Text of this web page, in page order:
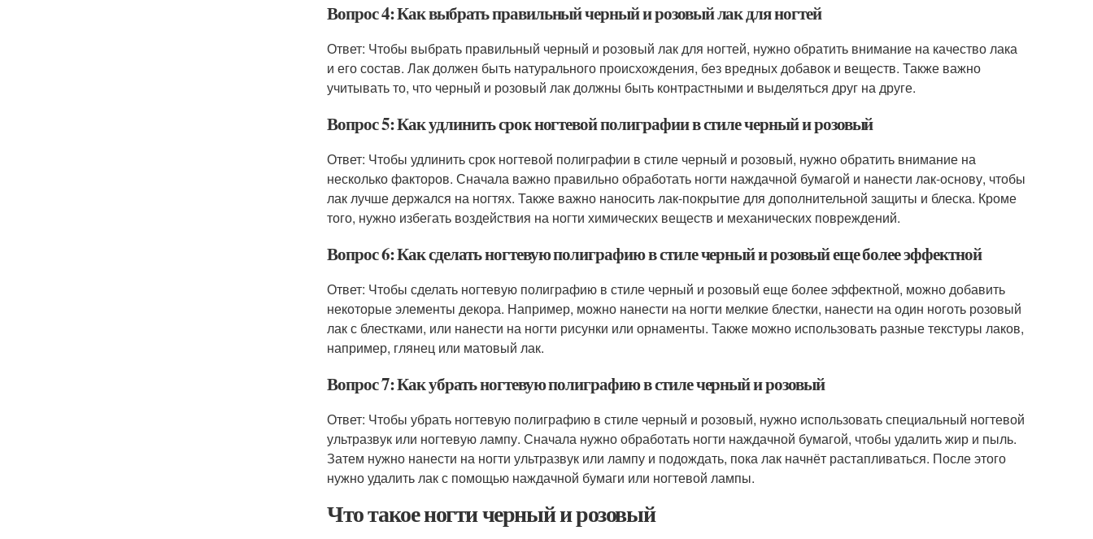
Вопрос 4: Как выбрать правильный черный и розовый лак для ногтей
Ответ: Чтобы выбрать правильный черный и розовый лак для ногтей, нужно обратить внимание на качество лака
и его состав. Лак должен быть натурального происхождения, без вредных добавок и веществ. Также важно
учитывать то, что черный и розовый лак должны быть контрастными и выделяться друг на друге.
Вопрос 5: Как удлинить срок ногтевой полиграфии в стиле черный и розовый
Ответ: Чтобы удлинить срок ногтевой полиграфии в стиле черный и розовый, нужно обратить внимание на
несколько факторов. Сначала важно правильно обработать ногти наждачной бумагой и нанести лак-основу, чтобы
лак лучше держался на ногтях. Также важно наносить лак-покрытие для дополнительной защиты и блеска. Кроме
того, нужно избегать воздействия на ногти химических веществ и механических повреждений.
Вопрос 6: Как сделать ногтевую полиграфию в стиле черный и розовый еще более эффектной
Ответ: Чтобы сделать ногтевую полиграфию в стиле черный и розовый еще более эффектной, можно добавить
некоторые элементы декора. Например, можно нанести на ногти мелкие блестки, нанести на один ноготь розовый
лак с блестками, или нанести на ногти рисунки или орнаменты. Также можно использовать разные текстуры лаков,
например, глянец или матовый лак.
Вопрос 7: Как убрать ногтевую полиграфию в стиле черный и розовый
Ответ: Чтобы убрать ногтевую полиграфию в стиле черный и розовый, нужно использовать специальный ногтевой
ультразвук или ногтевую лампу. Сначала нужно обработать ногти наждачной бумагой, чтобы удалить жир и пыль.
Затем нужно нанести на ногти ультразвук или лампу и подождать, пока лак начнёт растапливаться. После этого
нужно удалить лак с помощью наждачной бумаги или ногтевой лампы.
Что такое ногти черный и розовый